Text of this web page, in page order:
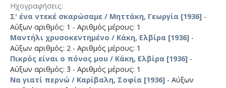
Ηχογραφήσεις
Σ' ένα ντεκέ σκαρώσαμε / Μηττάκη, Γεωργία [1936] -
Αύξων αριθμός: 1 - Αριθμός μέρους: 1
Μαντήλι χρυσοκεντημένο / Κάκη, Ελβίρα [1936] -
Αύξων αριθμός: 2 - Αριθμός μέρους: 1
Πικρός είναι ο πόνος μου / Κάκη, Ελβίρα [1936] -
Αύξων αριθμός: ΄3 - Αριθμός μέρους: 1
Να γιατί περνώ / Καρίβαλη, Σοφία [1936] - Αύξων